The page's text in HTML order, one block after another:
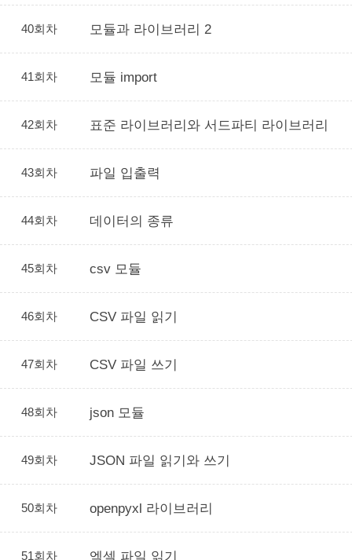
40회차 모듈과 라이브러리 2
41회차 모듈 import
42회차 표준 라이브러리와 서드파티 라이브러리
43회차 파일 입출력
44회차 데이터의 종류
45회차 csv 모듈
46회차 CSV 파일 읽기
47회차 CSV 파일 쓰기
48회차 json 모듈
49회차 JSON 파일 읽기와 쓰기
50회차 openpyxl 라이브러리
51회차 엑셀 파일 읽기